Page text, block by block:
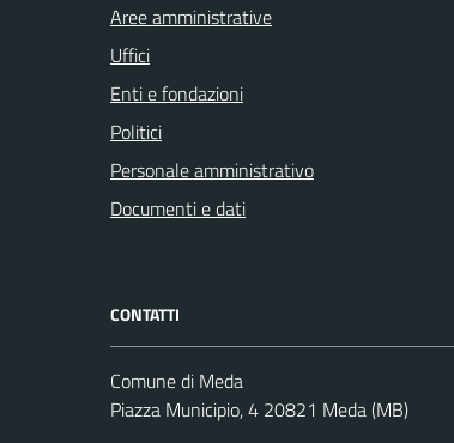
Aree amministrative
Uffici
Enti e fondazioni
Politici
Personale amministrativo
Documenti e dati
CONTATTI
Comune di Meda
Piazza Municipio, 4 20821 Meda (MB)